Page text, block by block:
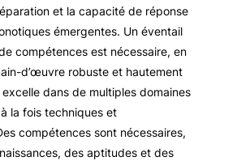
et la capacité de réponse
émergentes. Un éventail
compétences est nécessaire, en
d’œuvre robuste et hautement
dans de multiples domaines
la fois techniques et
compétences sont nécessaires,
des aptitudes et des